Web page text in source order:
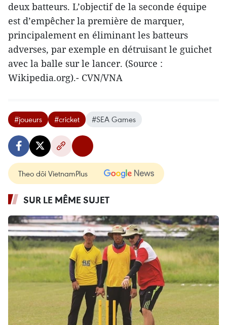
deux batteurs. L’objectif de la seconde équipe
est d’empêcher la première de marquer,
principalement en éliminant les batteurs
adverses, par exemple en détruisant le guichet
avec la balle sur le lancer. (Source :
Wikipedia.org).- CVN/VNA
#joueurs #cricket #SEA Games
Theo dõi VietnamPlus
SUR LE MÊME SUJET